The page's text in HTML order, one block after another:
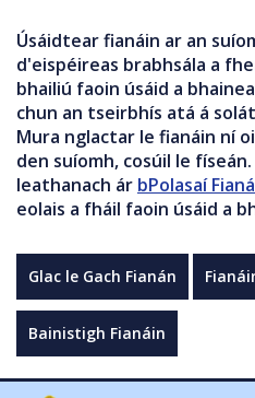
Úsáidtear fianáin ar an
d'eispéireas brabhsála a
bhailiú faoin úsáid a
chun an tseirbhís atá á
Mura nglactar le fianáin ní
den suíomh, cosúil le
leathanach ár bPolasaí
eolais a fháil faoin úsáid a
Glac le Gach Fianán
Bainistigh Fianáin